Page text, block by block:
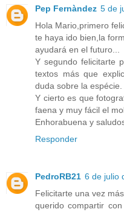
Pep Fernàndez 5 de
Hola Mario,primero
te haya ido bien,la
ayudará en el futuro...
Y segundo felicitarte
textos más que
duda sobre la espécie.
Y cierto es que
faena y muy fácil el
Enhorabuena y
Responder
PedroRB21 6 de julio
Felicitarte una vez
querido compartir